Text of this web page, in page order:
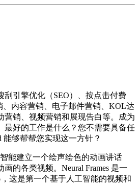
引擎优化（SEO）、按点击付费
、内容营销、电子邮件营销、KOL达
营销、视频营销和展现告白等。成为
最好的工作是什么？您不需要具备任
能够帮帮您实现这一方针？
能建立一个绘声绘色的动画讲话
的各类视频。Neural Frames 是一
这是第一个基于人工智能的视频和